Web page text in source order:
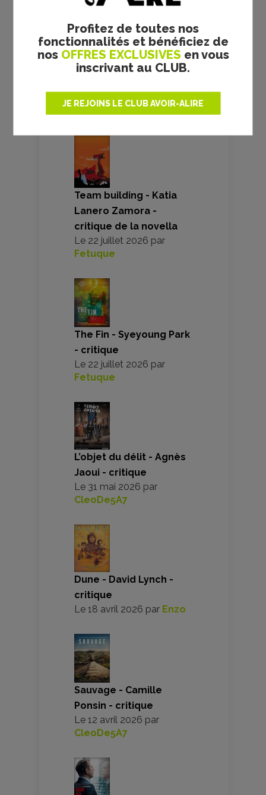
Profitez de toutes nos
fonctionnalités et bénéficiez de
nos OFFRES EXCLUSIVES en vous
inscrivant au CLUB.
JE REJOINS LE CLUB AVOIR-ALIRE
02/07/2014
Corneliu Porumboiu
VOS AVIS
Team building - Katia
Lanero Zamora -
critique de la novella
Le 22 juillet 2026 par
Fetuque
The Fin - Syeyoung Park
- critique
Le 22 juillet 2026 par
Fetuque
L’objet du délit - Agnès
Jaoui - critique
Le 31 mai 2026 par
CleoDe5A7
Dune - David Lynch -
critique
Le 18 avril 2026 par Enzo
Sauvage - Camille
Ponsin - critique
Le 12 avril 2026 par
CleoDe5A7